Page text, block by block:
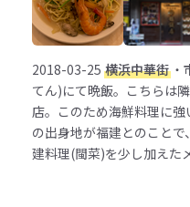
2018-03-25 横浜中華街・
てん)にて晩飯。こちらは
店。このため海鮮料理に
の出身地が福建とのこと
建料理(閩菜)を少し加えた